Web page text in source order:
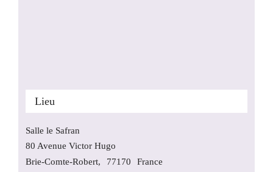
Lieu
Salle le Safran
80 Avenue Victor Hugo
Brie-Comte-Robert, 77170
France